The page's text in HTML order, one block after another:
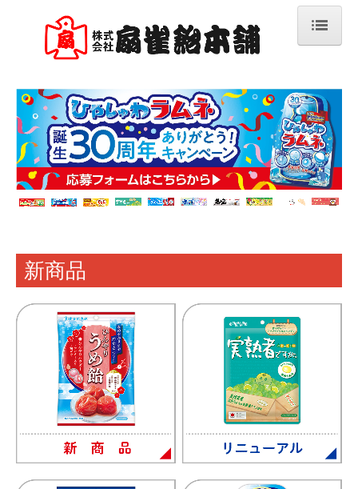
ホーム
商品情報
新商品&リニューアル商品
素材開発
ベーシックキャンデー
ファンシーキャンデー
機能性＆のど飴
グルメキャンデー
グミ＆タブレット
特集商品紹介
はちみつ100%のキャンデー
緑茶のど飴
新商品